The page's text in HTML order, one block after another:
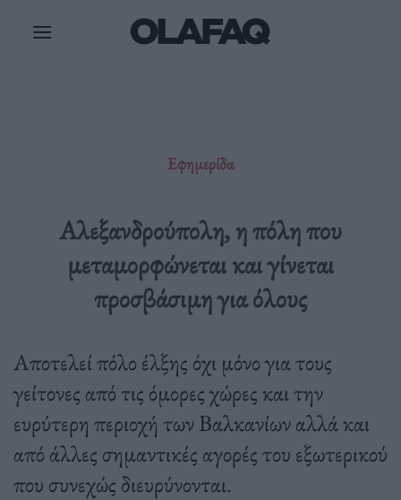
Εφημερίδα
Αλεξανδρούπολη, η πόλη που
μεταμορφώνεται και γίνεται
προσβάσιμη για όλους
Αποτελεί πόλο έλξης όχι μόνο για τους
γείτονες από τις όμορες χώρες και την
ευρύτερη περιοχή των Βαλκανίων αλλά και
από άλλες σημαντικές αγορές του εξωτερικού
που συνεχώς διευρύνονται.